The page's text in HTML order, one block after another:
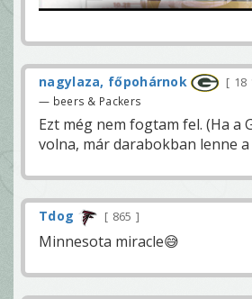
nagylaza, főpohárnok 18
— beers & Packers
Ezt még nem fogtam fel. (Ha a
volna, már darabokban lenne
Tdog 865
Minnesota miracle😅